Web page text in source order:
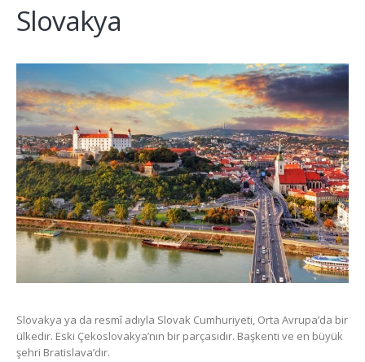
Slovakya
Slovakya ya da resmî adıyla Slovak Cumhuriyeti, Orta Avrupa’da bir
ülkedir. Eski Çekoslovakya’nın bir parçasıdır. Başkenti ve en büyük
şehri Bratislava’dır.